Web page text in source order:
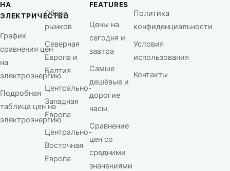
НА
ЭЛЕКТРИЧЕСТВО
График
сравнения цен
на
электроэнергию
Подробная
таблица цен на
электроэнергию
Обзор
рынков
Северная
Европа и
Балтия
Центрально-
Западная
Европа
Центрально-
Восточная
Европа
FEATURES
Цены на
сегодня и
завтра
Самые
дешёвые и
дорогие
часы
Сравнение
цен со
средними
значениями
Политика
конфиденциальности
Условия
использования
Контакты